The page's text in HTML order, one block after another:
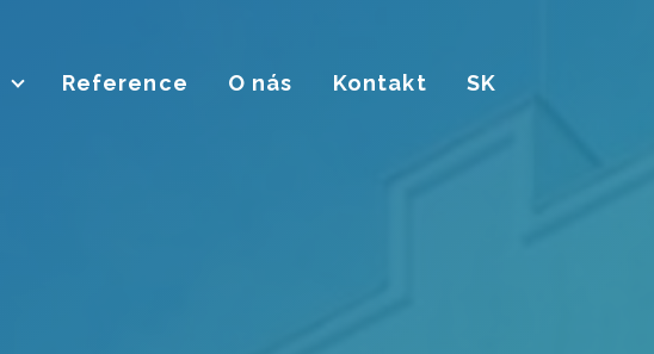
Reference O nás Kontakt SK